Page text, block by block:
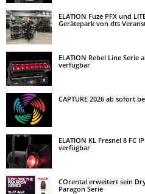
ELATION Fuze PFX und
Gerätepark von dts
ELATION Rebel Line
verfügbar
CAPTURE 2026 ab sofort
ELATION KL Fresnel 8 FC
verfügbar
COrental erweitert sein
Paragon Serie